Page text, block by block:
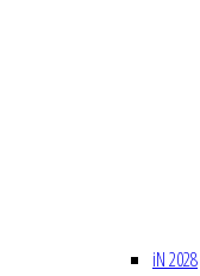
iN 2028